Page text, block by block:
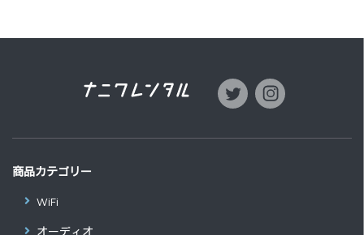
商品カテゴリー
WiFi
オーディオ